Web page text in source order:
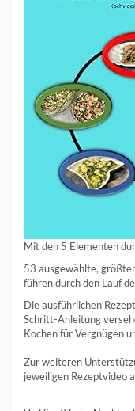
Mit den 5 Elementen
53 ausgewählte,
führen durch den Lauf
Die ausführlichen
Schritt-Anleitung
Kochen für Vergnügen
Zur weiteren
jeweiligen Rezeptvideo